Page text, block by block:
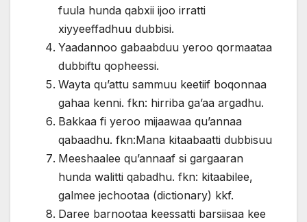
fuula hunda qabxii ijoo irratti
xiyyeeffadhuu dubbisi.
Yaadannoo gabaabduu yeroo qormaataa
dubbiftu qopheessi.
Wayta qu’attu sammuu keetiif boqonnaa
gahaa kenni. fkn: hirriba ga’aa argadhu.
Bakkaa fi yeroo mijaawaa qu’annaa
qabaadhu. fkn:Mana kitaabaatti dubbisuu
Meeshaalee qu’annaaf si gargaaran
hunda walitti qabadhu. fkn: kitaabilee,
galmee jechootaa (dictionary) kkf.
Daree barnootaa keessatti barsiisaa kee